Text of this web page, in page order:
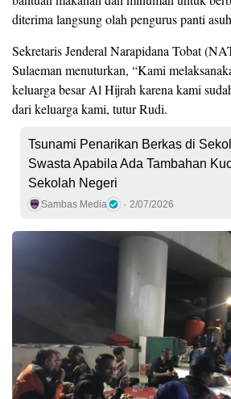
diterima langsung olah pengurus panti
Sekretaris Jenderal Narapidana Tobat
Sulaeman menuturkan, “Kami
keluarga besar Al Hijrah karena kami
dari keluarga kami, tutur Rudi.
Tsunami Penarikan Berkas di
Swasta Apabila Ada Tambahan
Sekolah Negeri
Sambas Media 2/07/2026